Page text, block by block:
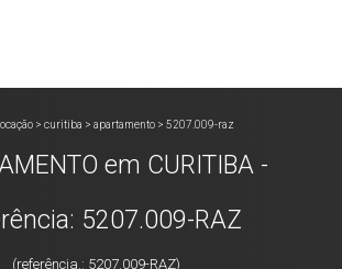
locação> curitiba > apartamento> 5207.009-raz
em CURITIBA -
5207.009-RAZ
(referência.: 5207.009-RAZ)